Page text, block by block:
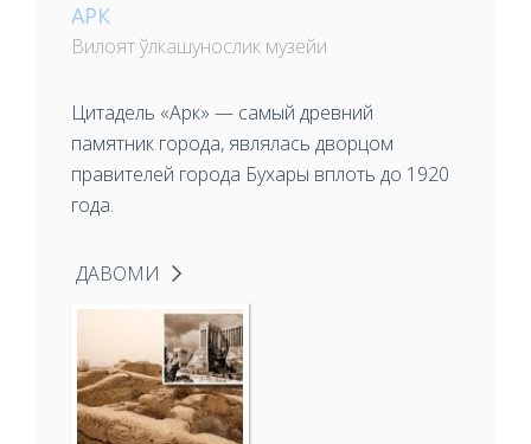
АРК
Вилоят ўлкашунослик музейи
Цитадель «Арк» — самый древний
памятник города, являлась дворцом
правителей города Бухары вплоть до 1920
года.
ДАВОМИ